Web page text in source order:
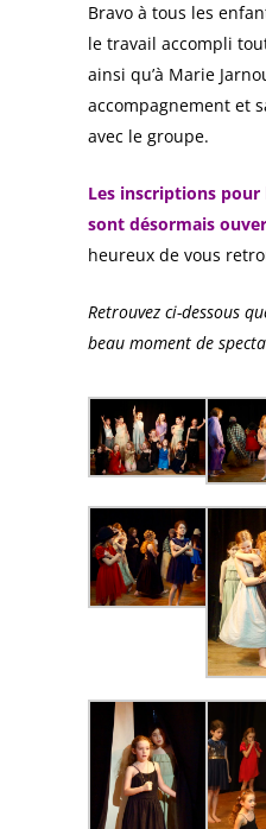
Bravo à tous les
le travail accompli
ainsi qu’à Marie
accompagnement et
avec le groupe.
Les inscriptions pour
sont désormais
heureux de vous
Retrouvez ci-dessous
beau moment de